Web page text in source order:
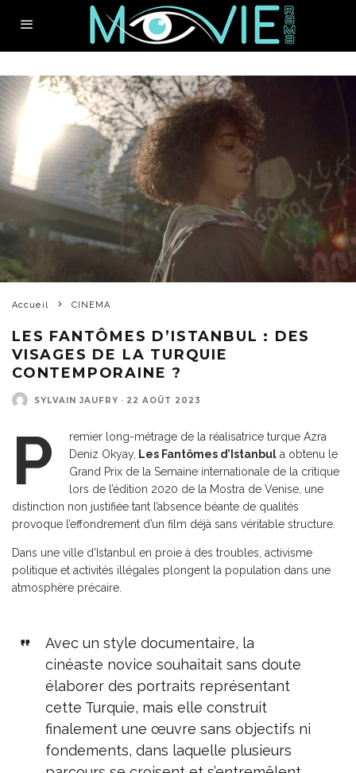
Accueil CINEMA
LES FANTÔMES D’ISTANBUL : DES
VISAGES DE LA TURQUIE
CONTEMPORAINE ?
SYLVAIN JAUFRY · 22 AOÛT 2023
P
remier long-métrage de la réalisatrice turque Azra
Deniz Okyay, Les Fantômes d’Istanbul a obtenu le
Grand Prix de la Semaine internationale de la critique
lors de l’édition 2020 de la Mostra de Venise, une
distinction non justifiée tant l’absence béante de qualités
provoque l’effondrement d’un film déjà sans véritable structure.
Dans une ville d’Istanbul en proie à des troubles, activisme
politique et activités illégales plongent la population dans une
atmosphère précaire.
Avec un style documentaire, la
cinéaste novice souhaitait sans doute
élaborer des portraits représentant
cette Turquie, mais elle construit
finalement une œuvre sans objectifs ni
fondements, dans laquelle plusieurs